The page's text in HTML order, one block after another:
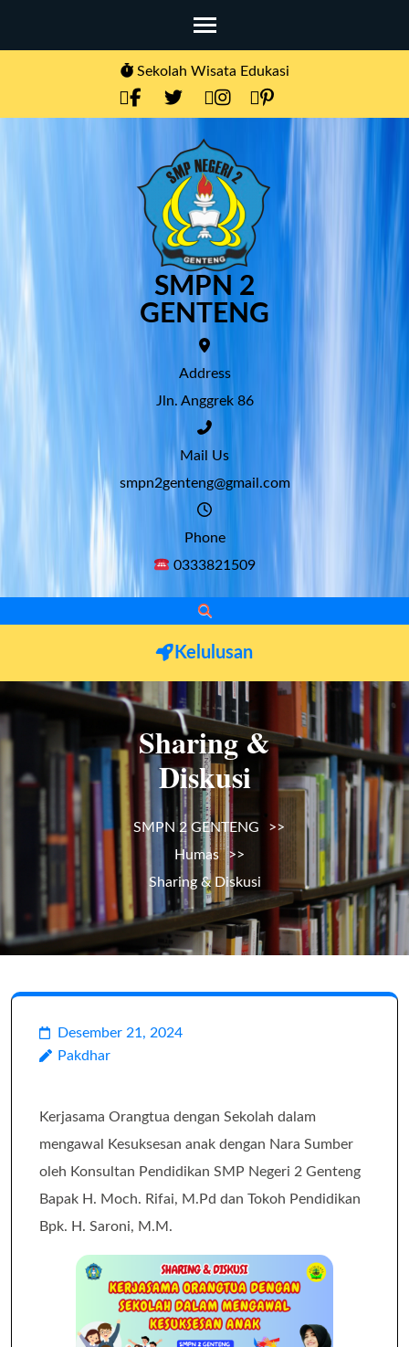
Enter)
Sekolah Wisata Edukasi
SMPN 2
GENTENG
Address
Jln. Anggrek 86
Mail Us
smpn2genteng@gmail.com
Phone
0333821509
Kelulusan
Sharing &
Diskusi
SMPN 2 GENTENG
>>
Humas
>>
Sharing & Diskusi
Desember 21, 2024
Pakdhar
Kerjasama Orangtua dengan Sekolah dalam
mengawal Kesuksesan anak dengan Nara Sumber
oleh Konsultan Pendidikan SMP Negeri 2 Genteng
Bapak H. Moch. Rifai, M.Pd dan Tokoh Pendidikan
Bpk. H. Saroni, M.M.